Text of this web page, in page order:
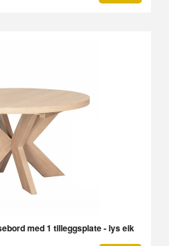
med 1 tilleggsplate - lys eik